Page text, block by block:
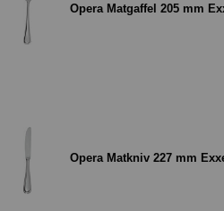
Opera Matgaffel 205 mm
Opera Matkniv 227 mm